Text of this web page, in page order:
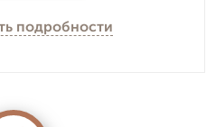
подробности